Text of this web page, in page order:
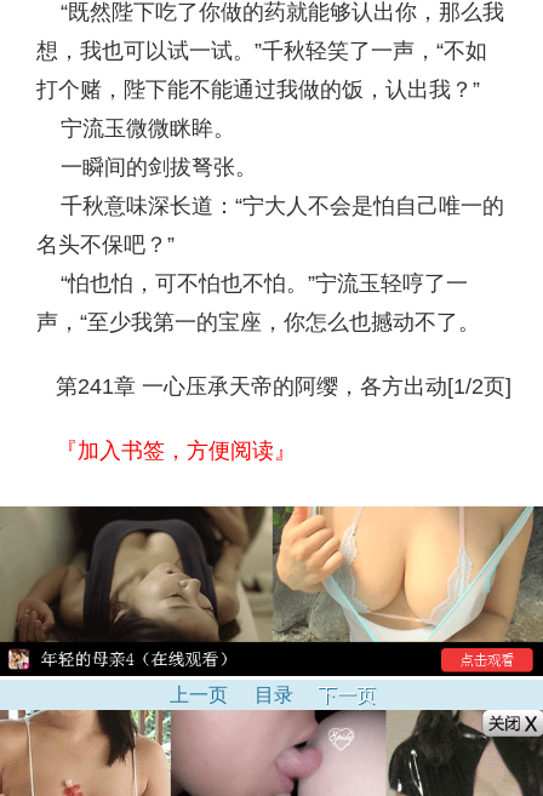
“既然陛下吃了你做的药就能够认出你，那么我
想，我也可以试一试。”千秋轻笑了一声，“不如
打个赌，陛下能不能通过我做的饭，认出我？”
宁流玉微微眯眸。
一瞬间的剑拔弩张。
千秋意味深长道：“宁大人不会是怕自己唯一的
名头不保吧？”
“怕也怕，可不怕也不怕。”宁流玉轻哼了一
声，“至少我第一的宝座，你怎么也撼动不了。
第241章 一心压承天帝的阿缨，各方出动[1/2页]
『加入书签，方便阅读』
上一页 目录 下一页